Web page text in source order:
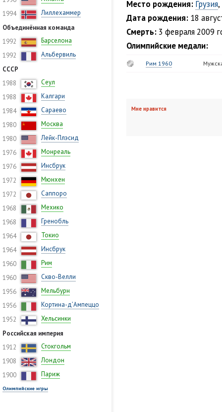
1994
Лиллехаммер
Объединённая команда
1992
Барселона
1992
Альбервиль
СССР
1988
Сеул
1988
Калгари
1984
Сараево
1980
Москва
1980
Лейк-Плэсид
1976
Монреаль
1976
Инсбрук
1972
Мюнхен
1972
Саппоро
1968
Мехико
1968
Гренобль
1964
Токио
1964
Инсбрук
1960
Рим
1960
Скво-Велли
1956
Мельбурн
1956
Кортина-д’Ампеццо
1952
Хельсинки
Российская империя
1912
Стокгольм
1908
Лондон
1900
Париж
Олимпийские игры
Место рождения: Грузия,
Дата рождения: 18
Смерть: 3 февраля 2009
Олимпийские медали:
Рим 1960
Мне нравится